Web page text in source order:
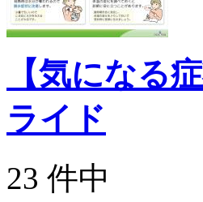
【気になる
ライド
23 件中